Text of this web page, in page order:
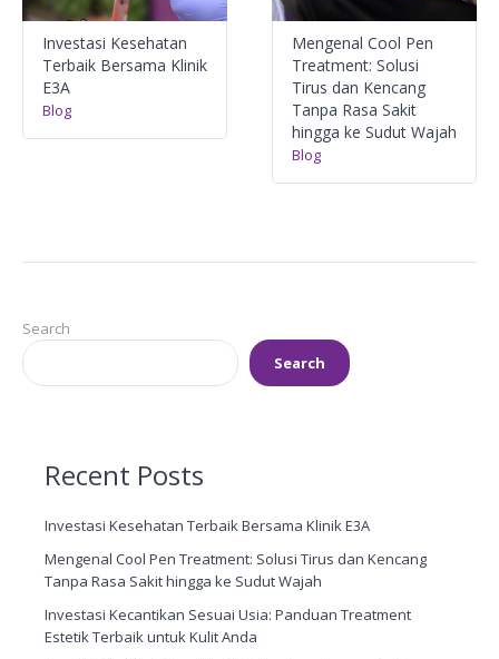
Investasi Kesehatan
Terbaik Bersama Klinik
E3A
Blog
Mengenal Cool Pen
Treatment: Solusi
Tirus dan Kencang
Tanpa Rasa Sakit
hingga ke Sudut Wajah
Blog
Search
Search
Recent Posts
Investasi Kesehatan Terbaik Bersama Klinik E3A
Mengenal Cool Pen Treatment: Solusi Tirus dan Kencang
Tanpa Rasa Sakit hingga ke Sudut Wajah
Investasi Kecantikan Sesuai Usia: Panduan Treatment
Estetik Terbaik untuk Kulit Anda